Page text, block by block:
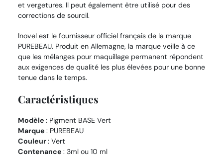
et vergetures. Il peut également être utilisé pour des
corrections de sourcil.
Inovel est le fournisseur officiel français de la marque
PUREBEAU. Produit en Allemagne, la marque veille à ce
que les mélanges pour maquillage permanent répondent
aux exigences de qualité les plus élevées pour une bonne
tenue dans le temps.
Caractéristiques
Modèle : Pigment BASE Vert
Marque : PUREBEAU
Couleur: Vert
Contenance : 3ml ou 10 ml